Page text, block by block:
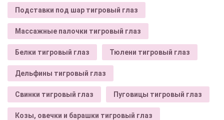
Подставки под шар тигровый глаз
Массажные палочки тигровый глаз
Белки тигровый глаз Тюлени тигровый глаз
Дельфины тигровый глаз
Свинки тигровый глаз Пуговицы тигровый глаз
Козы, овечки и барашки тигровый глаз